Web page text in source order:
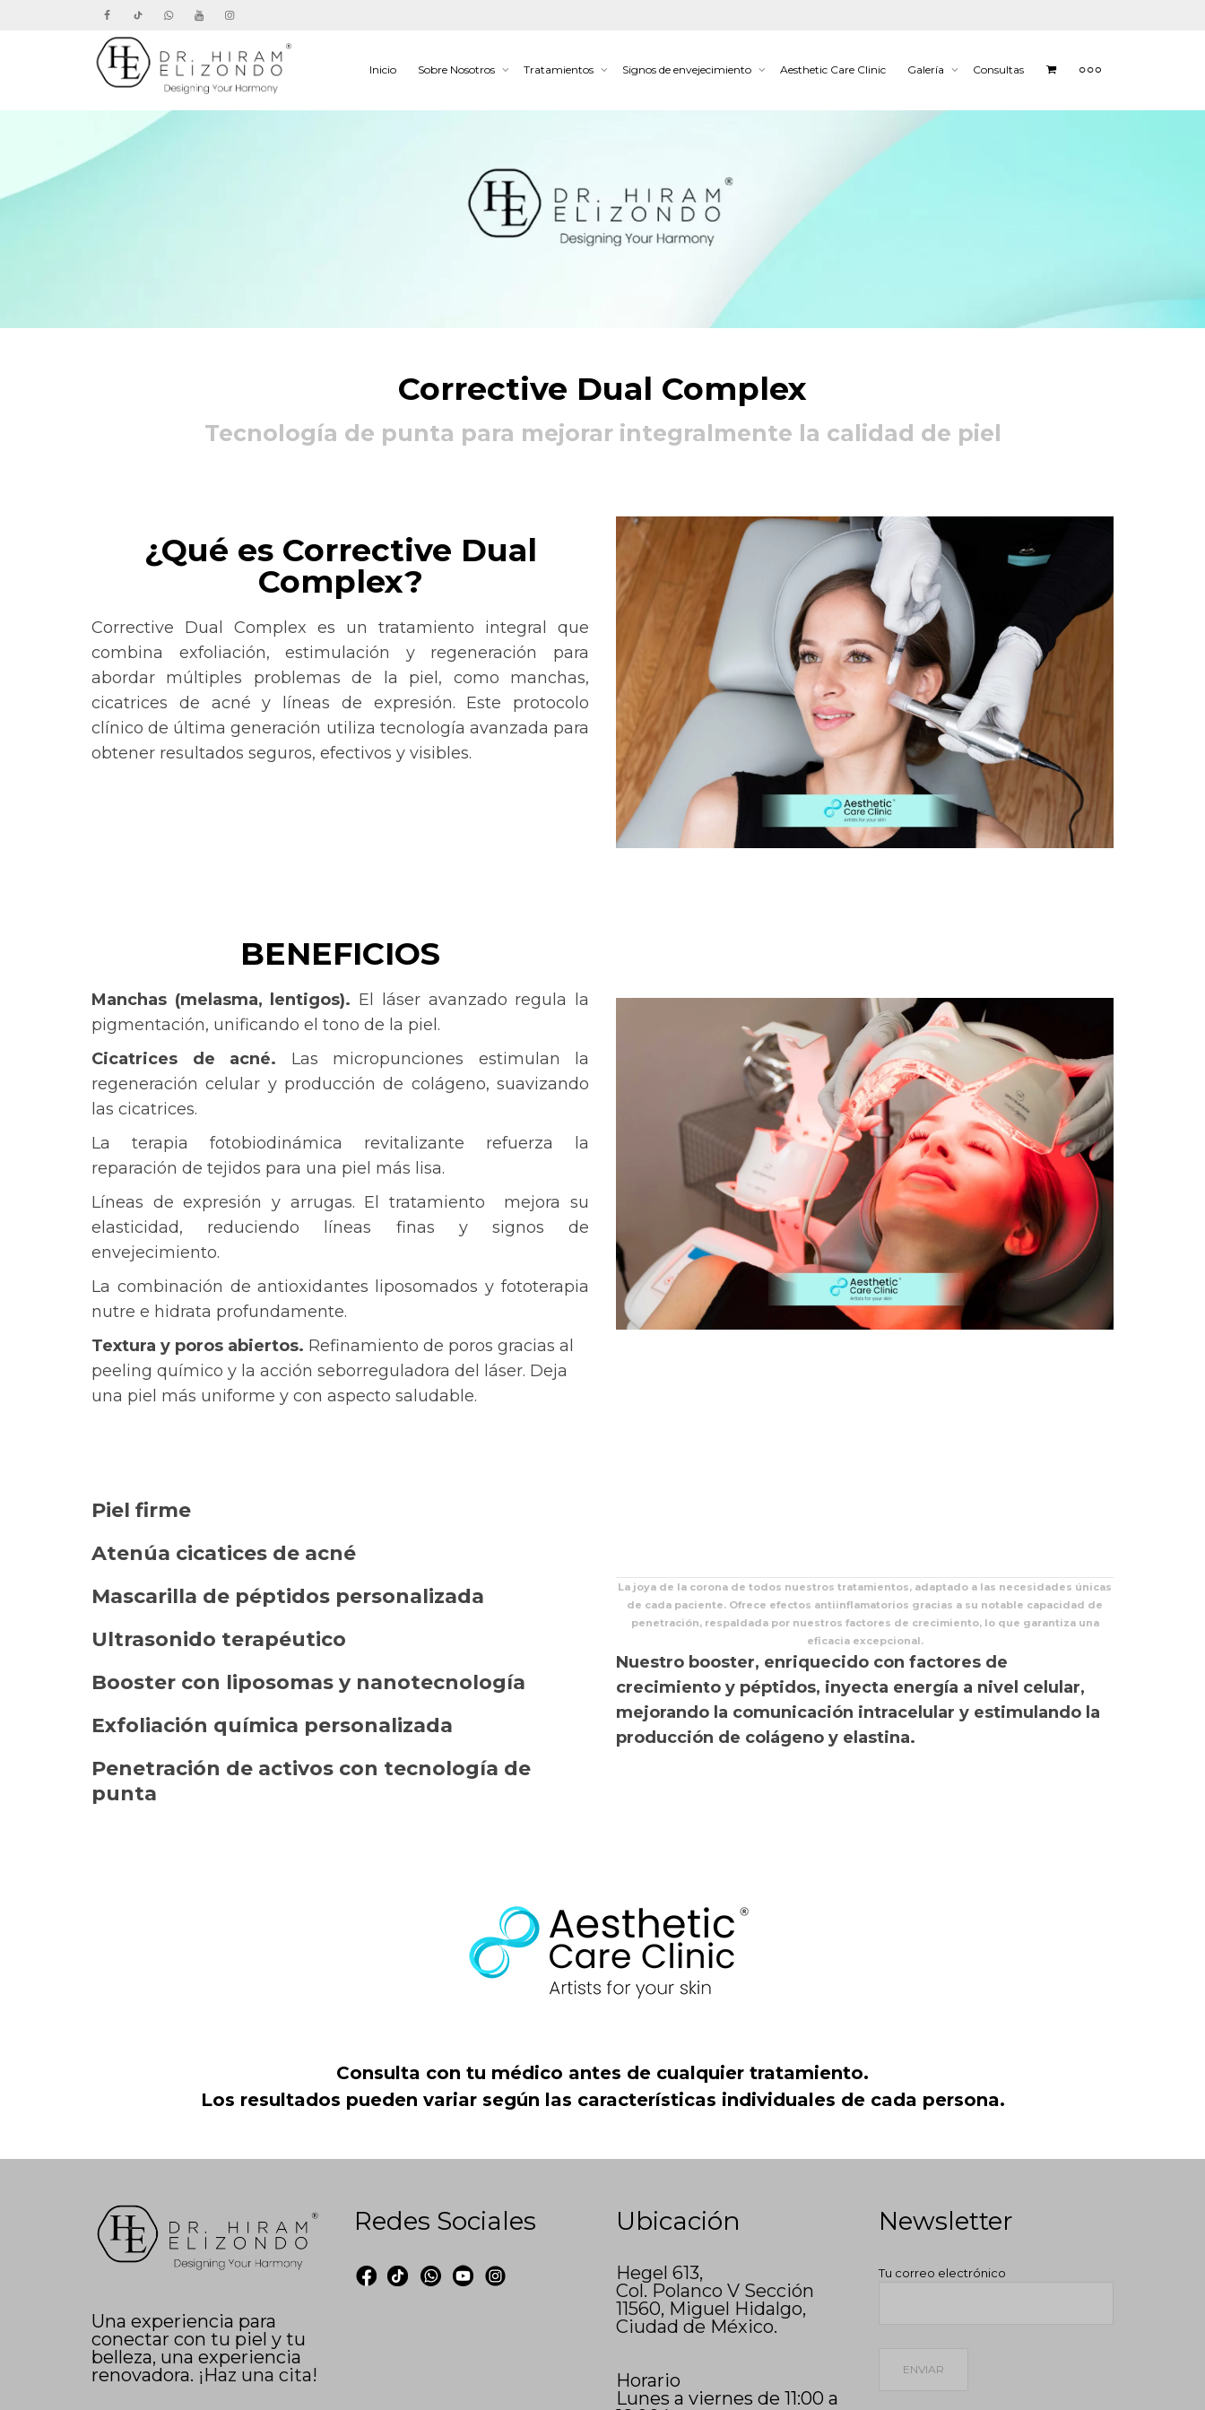
Inicio Sobre Nosotros Tratamientos Signos de envejecimiento Aesthetic Care Clinic Galería Consultas
Corrective Dual Complex
Tecnología de punta para mejorar integralmente la calidad de piel
¿Qué es Corrective Dual
Complex?
Corrective Dual Complex es un tratamiento integral que
combina exfoliación, estimulación y regeneración para
abordar múltiples problemas de la piel, como manchas,
cicatrices de acné y líneas de expresión. Este protocolo
clínico de última generación utiliza tecnología avanzada para
obtener resultados seguros, efectivos y visibles.
BENEFICIOS
Manchas (melasma, lentigos). El láser avanzado regula la
pigmentación, unificando el tono de la piel.
Cicatrices de acné. Las micropunciones estimulan la
regeneración celular y producción de colágeno, suavizando
las cicatrices.
La terapia fotobiodinámica revitalizante refuerza la
reparación de tejidos para una piel más lisa.
Líneas de expresión y arrugas. El tratamiento mejora su
elasticidad, reduciendo líneas finas y signos de
envejecimiento.
La combinación de antioxidantes liposomados y fototerapia
nutre e hidrata profundamente.
Textura y poros abiertos. Refinamiento de poros gracias al
peeling químico y la acción seborreguladora del láser. Deja
una piel más uniforme y con aspecto saludable.
Piel firme
Atenúa cicatices de acné
Mascarilla de péptidos personalizada
Ultrasonido terapéutico
Booster con liposomas y nanotecnología
Exfoliación química personalizada
Penetración de activos con tecnología de
punta
La joya de la corona de todos nuestros tratamientos, adaptado a las necesidades únicas
de cada paciente. Ofrece efectos antiinflamatorios gracias a su notable capacidad de
penetración, respaldada por nuestros factores de crecimiento, lo que garantiza una
eficacia excepcional.
Nuestro booster, enriquecido con factores de
crecimiento y péptidos, inyecta energía a nivel celular,
mejorando la comunicación intracelular y estimulando la
producción de colágeno y elastina.
Consulta con tu médico antes de cualquier tratamiento.
Los resultados pueden variar según las características individuales de cada persona.
Una experiencia para
conectar con tu piel y tu
belleza, una experiencia
renovadora. ¡Haz una cita!
Redes Sociales Ubicación
Hegel 613,
Col. Polanco V Sección
11560, Miguel Hidalgo,
Ciudad de México.
Horario
Lunes a viernes de 11:00 a
Newsletter
Tu correo electrónico